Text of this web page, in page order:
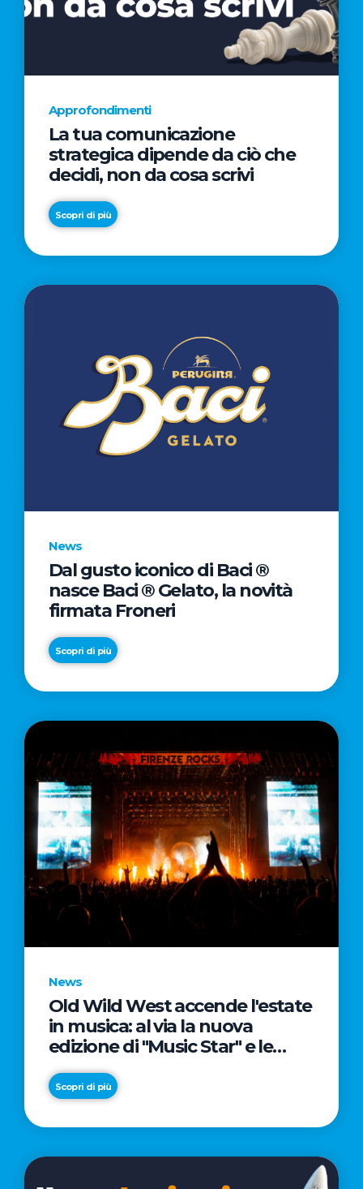
AL
CINEMA
NELLA
CAMPAGNA
REGISTA
PREMIO
OSCAR®
Approfondimenti
La tua comunicazione
strategica dipende da ciò che
decidi, non da cosa scrivi
Scopri di più
News
Dal gusto iconico di Baci ®
nasce Baci ® Gelato, la novità
firmata Froneri
Scopri di più
News
Old Wild West accende l'estate
in musica: al via la nuova
edizione di "Music Star" e le
prestigiose partnership con
Radio Italia e Live Nation
Scopri di più